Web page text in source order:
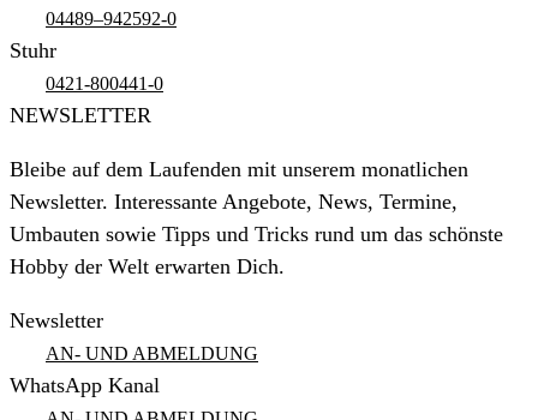
04489–942592-0
Stuhr
0421-800441-0
NEWSLETTER
Bleibe auf dem Laufenden mit unserem monatlichen
Newsletter. Interessante Angebote, News, Termine,
Umbauten sowie Tipps und Tricks rund um das schönste
Hobby der Welt erwarten Dich.
Newsletter
AN- UND ABMELDUNG
WhatsApp Kanal